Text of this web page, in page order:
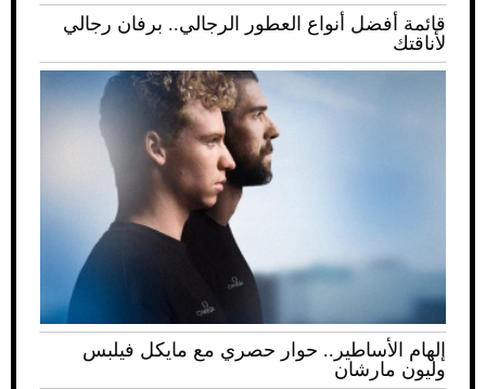
قائمة أفضل أنواع العطور الرجالي.. برفان رجالي
لأناقتك
إلهام الأساطير.. حوار حصري مع مايكل فيلبس
وليون مارشان